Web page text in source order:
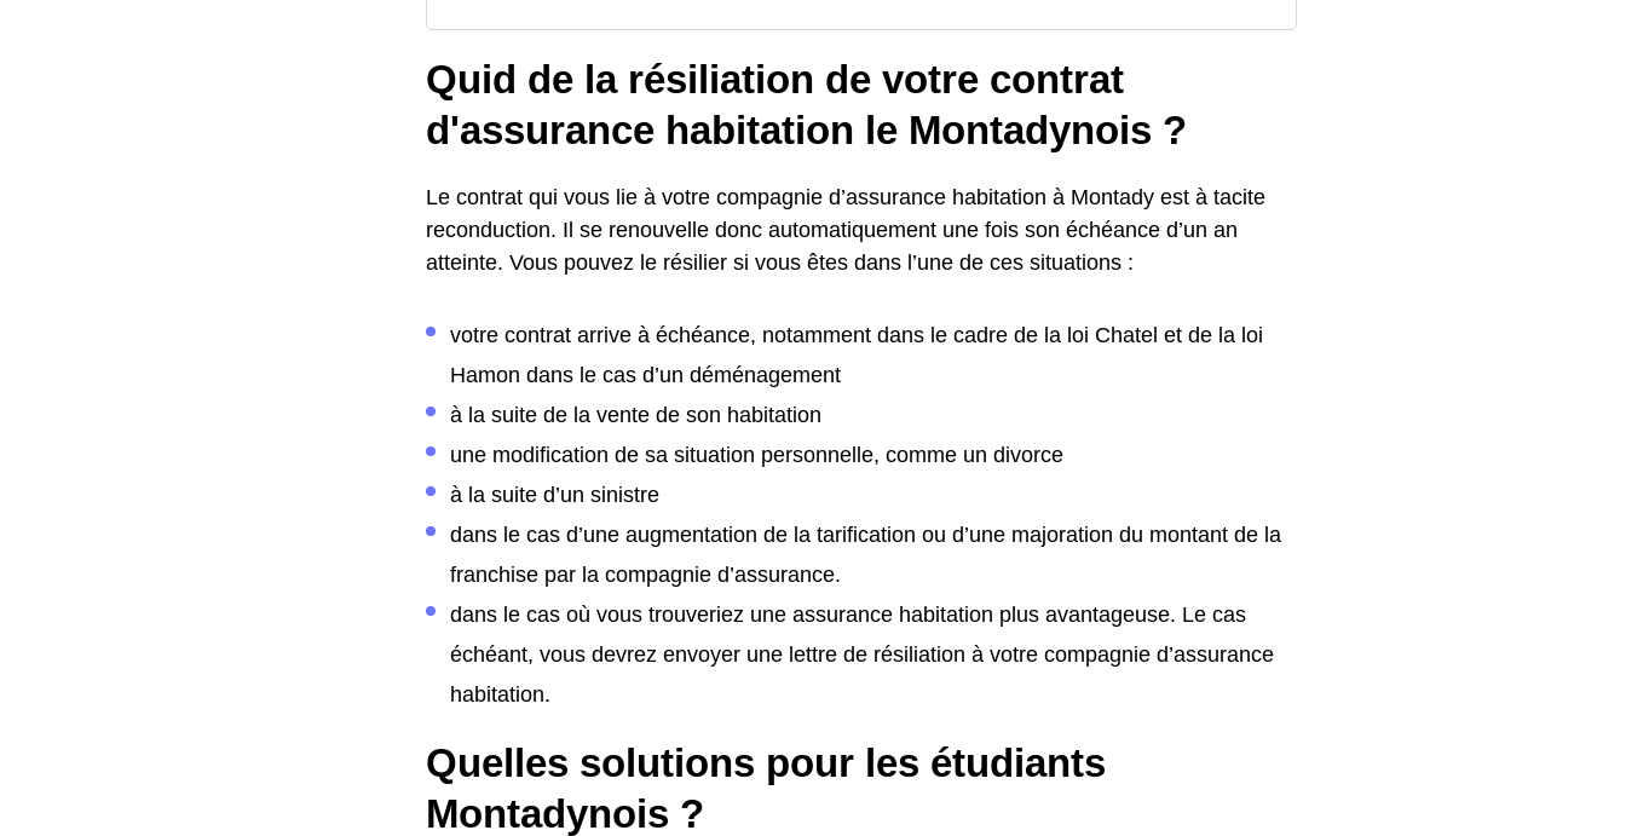
Quid de la résiliation de votre contrat
d'assurance habitation le Montadynois ?
Le contrat qui vous lie à votre compagnie d’assurance habitation à Montady est à tacite
reconduction. Il se renouvelle donc automatiquement une fois son échéance d’un an
atteinte. Vous pouvez le résilier si vous êtes dans l’une de ces situations :
votre contrat arrive à échéance, notamment dans le cadre de la loi Chatel et de la loi
Hamon dans le cas d’un déménagement
à la suite de la vente de son habitation
une modification de sa situation personnelle, comme un divorce
à la suite d’un sinistre
dans le cas d’une augmentation de la tarification ou d’une majoration du montant de la
franchise par la compagnie d’assurance.
dans le cas où vous trouveriez une assurance habitation plus avantageuse. Le cas
échéant, vous devrez envoyer une lettre de résiliation à votre compagnie d’assurance
habitation.
Quelles solutions pour les étudiants
Montadynois ?